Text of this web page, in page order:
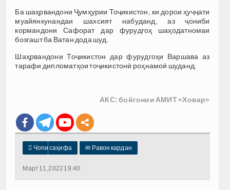
Ба шаҳрвандони Ҷумҳурии Тоҷикистон, ки дорои ҳуҷҷати
муайянкунандаи шахсият набуданд, аз ҷониби
кормандони Сафорат дар фурудгоҳ шаҳодатномаи
бозгашт ба Ватан дода шуд.
Шаҳрвандони Тоҷикистон дар фурудгоҳи Варшава аз
тарафи дипломатҳои тоҷикистонӣ роҳнамоӣ шуданд.
АКС: бойгонии АМИТ «Ховар»
 Чопи саҳифа ✉ Равон кардан
Март 11, 2022 19:40